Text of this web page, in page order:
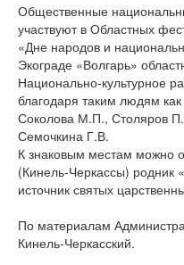
Общественные
участвуют в Областных
«Дне народов и
Экограде «Волгарь»
Национально-культурное
благодаря таким людям
Соколова М.П., Столяров
Семочкина Г.В.
К знаковым местам можно
(Кинель-Черкассы) родник
источник святых
По материалам
Кинель-Черкасский.